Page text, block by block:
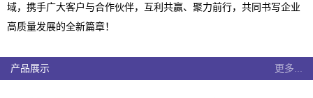
域，携手广大客户与合作伙伴，互利共赢、聚力前行，共同书写企业
高质量发展的全新篇章！
产品展示 更多...